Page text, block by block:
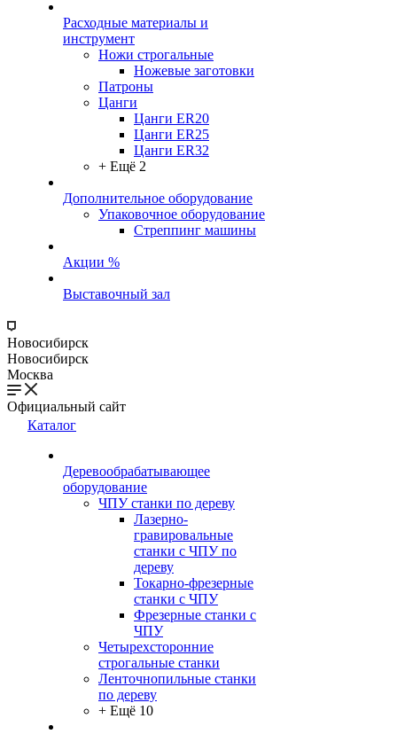
Расходные материалы и
инструмент
Ножи строгальные
Ножевые заготовки
Патроны
Цанги
Цанги ER20
Цанги ER25
Цанги ER32
+ Ещё 2
Дополнительное оборудование
Упаковочное оборудование
Стреппинг машины
Акции %
Выставочный зал
Новосибирск
Новосибирск
Москва
Официальный сайт
Каталог
Деревообрабатывающее
оборудование
ЧПУ станки по дереву
Лазерно-
гравировальные
станки с ЧПУ по
дереву
Токарно-фрезерные
станки с ЧПУ
Фрезерные станки с
ЧПУ
Четырехсторонние
строгальные станки
Ленточнопильные станки
по дереву
+ Ещё 10